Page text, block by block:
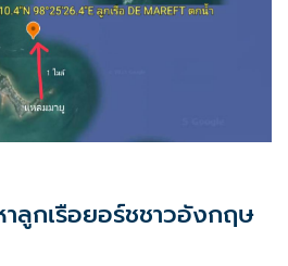
ลูกเรือยอร์ชชาวอังกฤษ